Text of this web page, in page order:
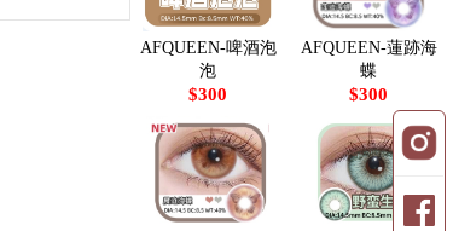
AFQUEEN-啤酒泡
泡
$300
AFQUEEN-蓮跡海
蝶
$300